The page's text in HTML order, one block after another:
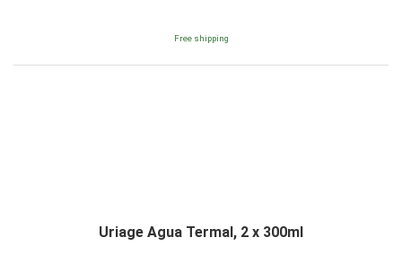
Free shipping
Uriage Agua Termal, 2 x 300ml